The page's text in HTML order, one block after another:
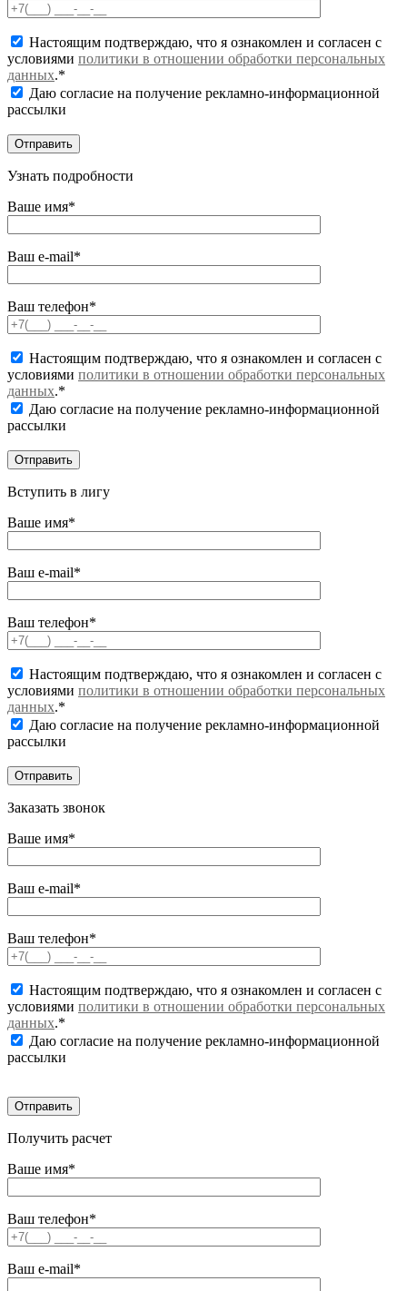
Настоящим подтверждаю, что я ознакомлен и согласен с
условиями политики в отношении обработки персональных
данных.*
Даю согласие на получение рекламно-информационной
рассылки
Узнать подробности
Ваше имя*
Ваш e-mail*
Ваш телефон*
Настоящим подтверждаю, что я ознакомлен и согласен с
условиями политики в отношении обработки персональных
данных.*
Даю согласие на получение рекламно-информационной
рассылки
Вступить в лигу
Ваше имя*
Ваш e-mail*
Ваш телефон*
Настоящим подтверждаю, что я ознакомлен и согласен с
условиями политики в отношении обработки персональных
данных.*
Даю согласие на получение рекламно-информационной
рассылки
Заказать звонок
Ваше имя*
Ваш e-mail*
Ваш телефон*
Настоящим подтверждаю, что я ознакомлен и согласен с
условиями политики в отношении обработки персональных
данных.*
Даю согласие на получение рекламно-информационной
рассылки
Получить расчет
Ваше имя*
Ваш телефон*
Ваш e-mail*